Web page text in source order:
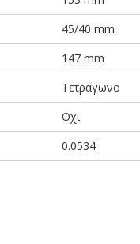
45/40 mm
147 mm
Τετράγωνο
Οχι
0.0534